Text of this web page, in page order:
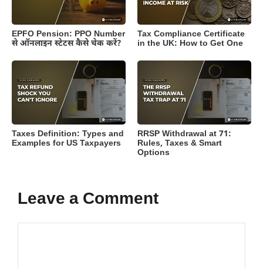
EPFO Pension: PPO Number
से ऑनलाइन स्टेटस कैसे चेक करें?
Tax Compliance Certificate
in the UK: How to Get One
Taxes Definition: Types and
Examples for US Taxpayers
RRSP Withdrawal at 71:
Rules, Taxes & Smart
Options
Leave a Comment